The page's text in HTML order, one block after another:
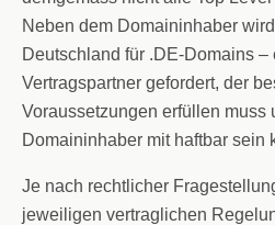
Neben dem Domaininhaber
Deutschland für .DE-Domains –
Vertragspartner gefordert, der
Voraussetzungen erfüllen muss
Domaininhaber mit haftbar sein
Je nach rechtlicher
jeweiligen vertraglichen